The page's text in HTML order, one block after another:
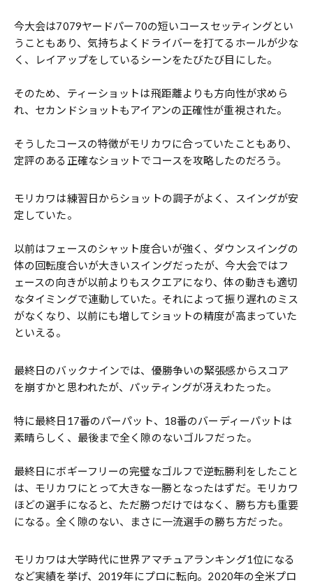
今大会は7079ヤードパー70の短いコースセッティングとい
うこともあり、気持ちよくドライバーを打てるホールが少な
く、レイアップをしているシーンをたびたび目にした。
そのため、ティーショットは飛距離よりも方向性が求めら
れ、セカンドショットもアイアンの正確性が重視された。
そうしたコースの特徴がモリカワに合っていたこともあり、
定評のある正確なショットでコースを攻略したのだろう。
モリカワは練習日からショットの調子がよく、スイングが安
定していた。
以前はフェースのシャット度合いが強く、ダウンスイングの
体の回転度合いが大きいスイングだったが、今大会ではフ
ェースの向きが以前よりもスクエアになり、体の動きも適切
なタイミングで連動していた。それによって振り遅れのミス
がなくなり、以前にも増してショットの精度が高まっていた
といえる。
最終日のバックナインでは、優勝争いの緊張感からスコア
を崩すかと思われたが、パッティングが冴えわたった。
特に最終日17番のパーパット、18番のバーディーパットは
素晴らしく、最後まで全く隙のないゴルフだった。
最終日にボギーフリーの完璧なゴルフで逆転勝利をしたこと
は、モリカワにとって大きな一勝となったはずだ。モリカワ
ほどの選手になると、ただ勝つだけではなく、勝ち方も重要
になる。全く隙のない、まさに一流選手の勝ち方だった。
モリカワは大学時代に世界アマチュアランキング1位になる
など実績を挙げ、2019年にプロに転向。2020年の全米プロ